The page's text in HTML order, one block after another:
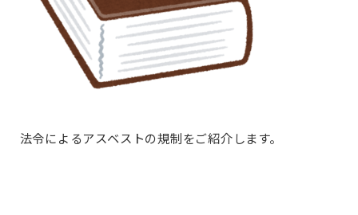
法令によるアスベストの規制をご紹介します。